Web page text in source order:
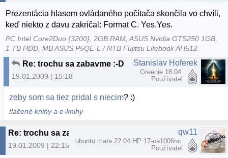
Prezentácia hlasom ovládaného počítača skončila vo chvíli,
keď niekto z davu zakričal: Format C. Yes.Yes.
PC Intel Core2Duo {3200}, 2GB RAM, ASUS Nvidia GTS250 1GB,
1 TB HDD, MB ASUS P5QE-L / NTB Fujitsu Lifebook AH512
Re: trochu sa zabavme :-D
19.01.2009 | 15:18
Stanislav Hoferek
Greenie 18.04
Používateľ
zeby som sa tiez pridal s niecim? :)
tlačené knihy a e-knihy
Re: trochu sa zabavme :-D
19.01.2009 | 22:15
qw11
ubuntu mate 22.04 HP 17-ca1006nc
Používateľ